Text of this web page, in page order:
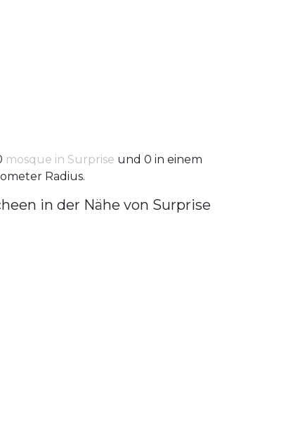
mosque in Surprise und 0 in einem
Radius.
in der Nähe von Surprise